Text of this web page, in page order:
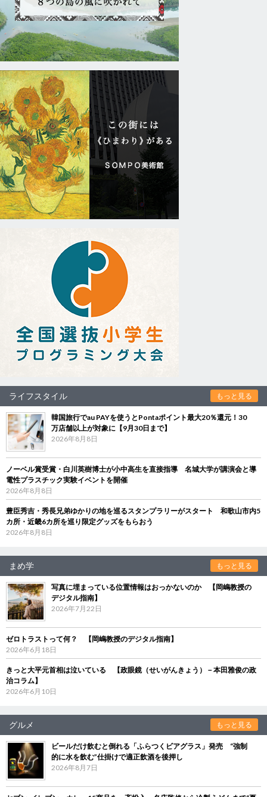
ライフスタイル もっと見る
韓国旅行でau PAYを使うとPontaポイント最大20％還元！30
万店舗以上が対象に【9月30日まで】
2026年8月8日
ノーベル賞受賞・白川英樹博士が小中高生を直接指導 名城大学が講演会と導
電性プラスチック実験イベントを開催
2026年8月8日
豊臣秀吉・秀長兄弟ゆかりの地を巡るスタンプラリーがスタート 和歌山市内5
カ所・近畿6カ所を巡り限定グッズをもらおう
2026年8月8日
まめ学 もっと見る
写真に埋まっている位置情報はおっかないのか 【岡嶋教授の
デジタル指南】
2026年7月22日
ゼロトラストって何？ 【岡嶋教授のデジタル指南】
2026年6月18日
きっと大平元首相は泣いている 【政眼鏡（せいがんきょう）－本田雅俊の政
治コラム】
2026年6月10日
グルメ もっと見る
ビールだけ飲むと倒れる「ふらつくビアグラス」発売 “強制
的に水を飲む”仕掛けで適正飲酒を後押し
2026年8月7日